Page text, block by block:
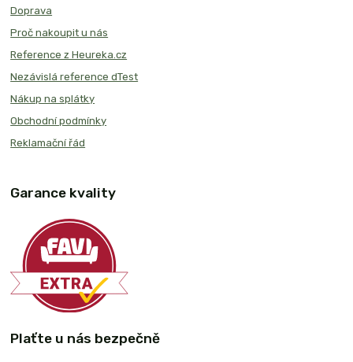
Doprava
Proč nakoupit u nás
Reference z Heureka.cz
Nezávislá reference dTest
Nákup na splátky
Obchodní podmínky
Reklamační řád
Garance kvality
Plaťte u nás bezpečně